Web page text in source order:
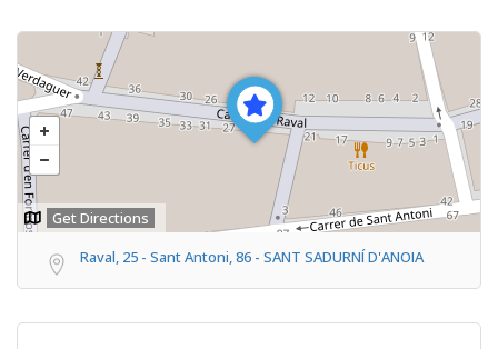
Get Directions
Raval, 25 - Sant Antoni, 86 - SANT SADURNÍ D'ANOIA